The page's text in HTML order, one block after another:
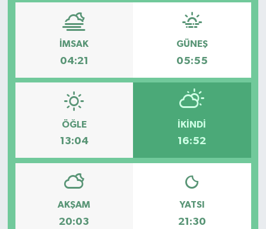
İMSAK
04:21
GÜNEŞ
05:55
ÖĞLE
13:04
İKINDI
16:52
AKŞAM
20:03
YATSI
21:30
KÜLTÜR
TURİZM
MAGAZİN
BİLİM&TEKNOLOJİ
TÜRKİYE